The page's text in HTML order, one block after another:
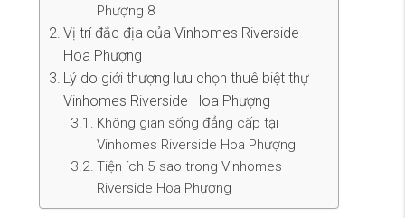
Phượng 8
Vị trí đắc địa của Vinhomes Riverside
Hoa Phượng
Lý do giới thượng lưu chọn thuê biệt thự
Vinhomes Riverside Hoa Phượng
Không gian sống đẳng cấp tại
Vinhomes Riverside Hoa Phượng
Tiện ích 5 sao trong Vinhomes
Riverside Hoa Phượng